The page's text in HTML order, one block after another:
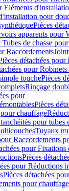
Eléments
pour
Pièces
apparents pour
de chasse
Raccordements
détachées
pour
touchePièces
Rinçage
pour
Pièces
chauffage
pour tubes
Tuyaux
Raccordements
pour Fixations
Pièces
pour Réductions
Pièces détachées
pour chauffage